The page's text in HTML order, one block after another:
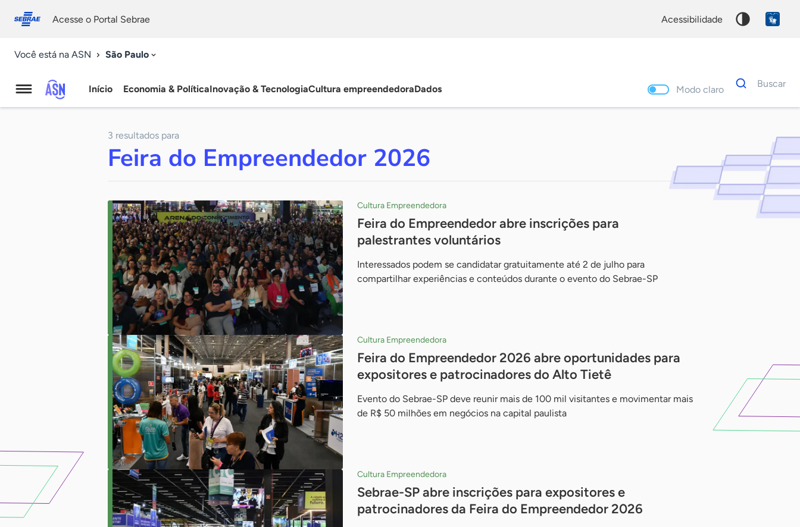
conosco
Acesse o Portal Sebrae acessibilidade
Você está na ASN São Paulo
Agência
Notícias
Início Economia & PolíticaInovação & TecnologiaCultura empreendedoraDados Modo claro
Dados
para
Buscar
3 resultados para
Feira do Empreendedor 2026
Cultura Empreendedora
Feira do Empreendedor abre inscrições para
palestrantes voluntários
Interessados podem se candidatar gratuitamente até 2 de julho para
compartilhar experiências e conteúdos durante o evento do Sebrae-SP
Cultura Empreendedora
Feira do Empreendedor 2026 abre oportunidades para
expositores e patrocinadores do Alto Tietê
Evento do Sebrae-SP deve reunir mais de 100 mil visitantes e movimentar mais
de R$ 50 milhões em negócios na capital paulista
Cultura Empreendedora
Sebrae-SP abre inscrições para expositores e
patrocinadores da Feira do Empreendedor 2026